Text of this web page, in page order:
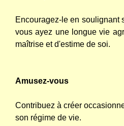
Encouragez-le en soulignant
vous ayez une longue vie
maîtrise et d'estime de soi.
Amusez-vous
Contribuez à créer
son régime de vie.